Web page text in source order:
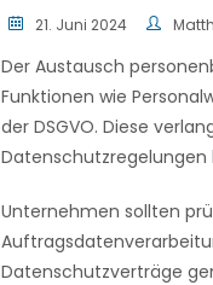
21. Juni 2024
Der Austausch
Funktionen wie
der DSGVO. Diese
Unternehmen sollten
Datenschutzverträge